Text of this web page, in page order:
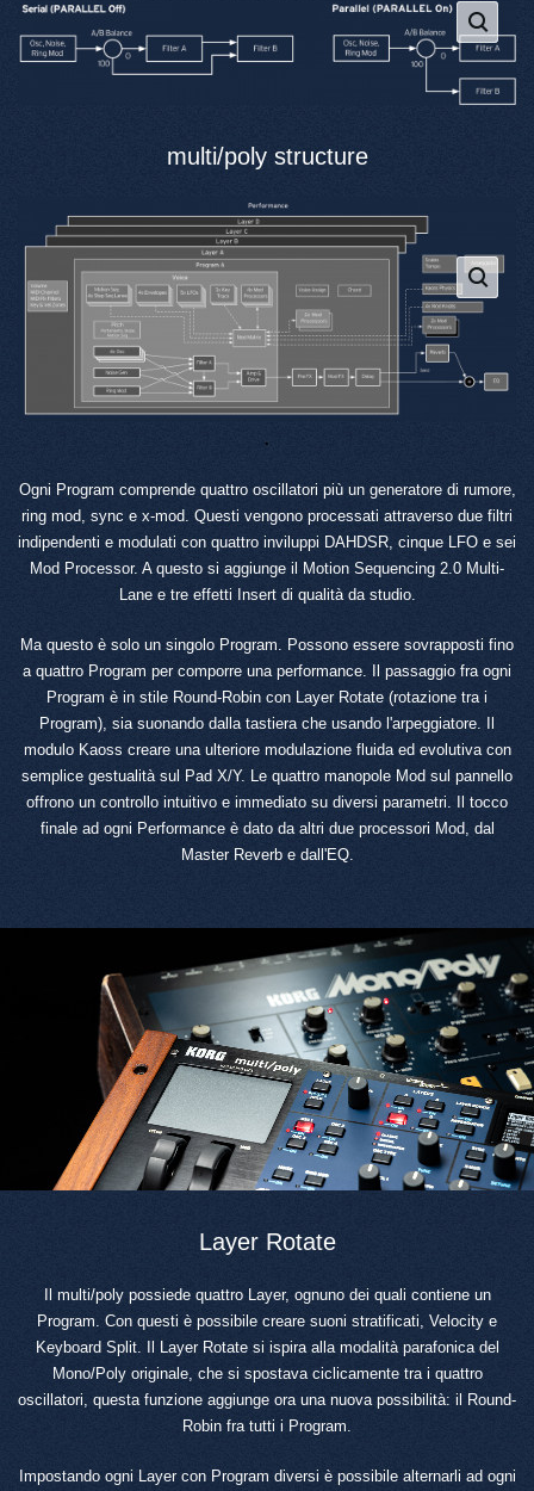
multi/poly structure
.
Ogni Program comprende quattro oscillatori più un generatore di rumore,
ring mod, sync e x-mod. Questi vengono processati attraverso due filtri
indipendenti e modulati con quattro inviluppi DAHDSR, cinque LFO e sei
Mod Processor. A questo si aggiunge il Motion Sequencing 2.0 Multi-
Lane e tre effetti Insert di qualità da studio.
Ma questo è solo un singolo Program. Possono essere sovrapposti fino
a quattro Program per comporre una performance. Il passaggio fra ogni
Program è in stile Round-Robin con Layer Rotate (rotazione tra i
Program), sia suonando dalla tastiera che usando l'arpeggiatore. Il
modulo Kaoss creare una ulteriore modulazione fluida ed evolutiva con
semplice gestualità sul Pad X/Y. Le quattro manopole Mod sul pannello
offrono un controllo intuitivo e immediato su diversi parametri. Il tocco
finale ad ogni Performance è dato da altri due processori Mod, dal
Master Reverb e dall'EQ.
Layer Rotate
Il multi/poly possiede quattro Layer, ognuno dei quali contiene un
Program. Con questi è possibile creare suoni stratificati, Velocity e
Keyboard Split. Il Layer Rotate si ispira alla modalità parafonica del
Mono/Poly originale, che si spostava ciclicamente tra i quattro
oscillatori, questa funzione aggiunge ora una nuova possibilità: il Round-
Robin fra tutti i Program.
Impostando ogni Layer con Program diversi è possibile alternarli ad ogni